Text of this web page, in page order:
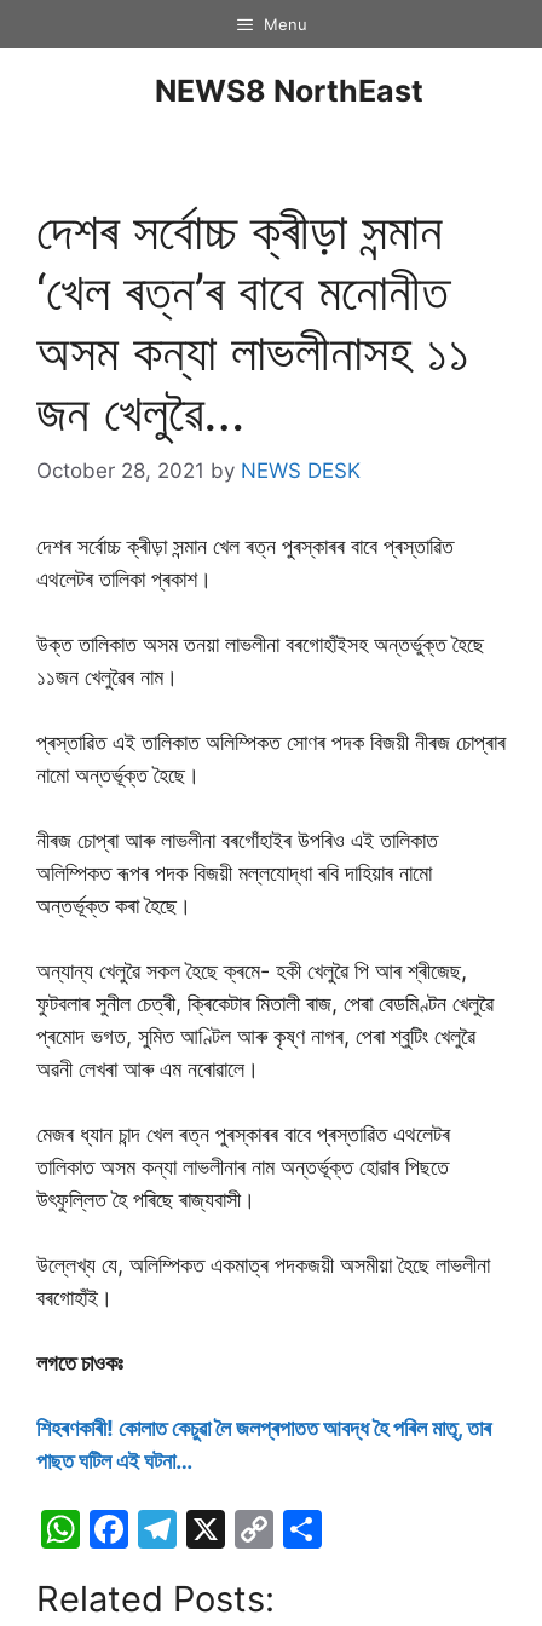
Menu
NEWS8 NorthEast
দেশৰ সৰ্বোচ্চ ক্ৰীড়া সন্মান
‘খেল ৰত্ন’ৰ বাবে মনোনীত
অসম কন্যা লাভলীনাসহ ১১
জন খেলুৱৈ…
October 28, 2021 by NEWS DESK
দেশৰ সৰ্বোচ্চ ক্ৰীড়া সন্মান খেল ৰত্ন পুৰস্কাৰৰ বাবে প্ৰস্তাৱিত
এথলেটৰ তালিকা প্ৰকাশ।
উক্ত তালিকাত অসম তনয়া লাভলীনা বৰগোহাঁইসহ অন্তৰ্ভুক্ত হৈছে
১১জন খেলুৱৈৰ নাম।
প্ৰস্তাৱিত এই তালিকাত অলিম্পিকত সোণৰ পদক বিজয়ী নীৰজ চোপ্ৰাৰ
নামো অন্তৰ্ভূক্ত হৈছে।
নীৰজ চোপ্ৰা আৰু লাভলীনা বৰগোঁহাইৰ উপৰিও এই তালিকাত
অলিম্পিকত ৰূপৰ পদক বিজয়ী মল্লযোদ্ধা ৰবি দাহিয়াৰ নামো
অন্তৰ্ভূক্ত কৰা হৈছে।
অন্যান্য খেলুৱৈ সকল হৈছে ক্ৰমে- হকী খেলুৱৈ পি আৰ শ্ৰীজেছ,
ফুটবলাৰ সুনীল চেত্ৰী, ক্ৰিকেটাৰ মিতালী ৰাজ, পেৰা বেডমিণ্টন খেলুৱৈ
প্ৰমোদ ভগত, সুমিত আণ্টিল আৰু কৃষ্ণ নাগৰ, পেৰা শ্বুটিং খেলুৱৈ
অৱনী লেখৰা আৰু এম নৰোৱালে।
মেজৰ ধ্যান চান্দ খেল ৰত্ন পুৰস্কাৰৰ বাবে প্ৰস্তাৱিত এথলেটৰ
তালিকাত অসম কন্যা লাভলীনাৰ নাম অন্তৰ্ভূক্ত হোৱাৰ পিছতে
উৎফুল্লিত হৈ পৰিছে ৰাজ্যবাসী।
উল্লেখ্য যে, অলিম্পিকত একমাত্ৰ পদকজয়ী অসমীয়া হৈছে লাভলীনা
বৰগোহাঁই।
লগতে চাওকঃ
শিহৰণকাৰী! কােলাত কেচুৱা লৈ জলপ্ৰপাতত আবদ্ধ হৈ পৰিল মাতৃ, তাৰ
পাছত ঘটিল এই ঘটনা…
W
at
F
c
T
e
X
C
Related Posts: